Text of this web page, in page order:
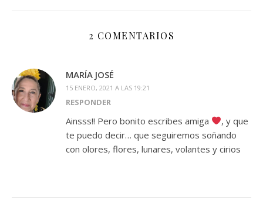
2 COMENTARIOS
MARÍA JOSÉ
15 ENERO, 2021 A LAS 19:21
RESPONDER
Ainsss!! Pero bonito escribes amiga
, y que
te puedo decir… que seguiremos soñando
con olores, flores, lunares, volantes y cirios